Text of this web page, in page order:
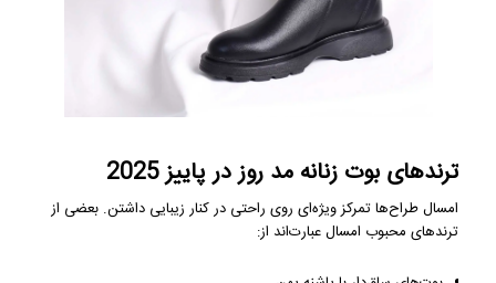
ترندهای بوت زنانه مد روز در پاییز 2025
امسال طراح‌ها تمرکز ویژه‌ای روی راحتی در کنار زیبایی داشتن. بعضی از
ترندهای محبوب امسال عبارت‌اند از: